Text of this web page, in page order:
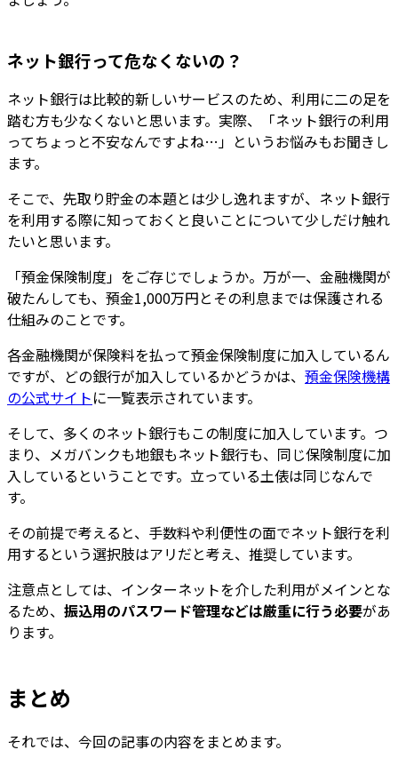
ネット銀行って危なくないの？
ネット銀行は比較的新しいサービスのため、利用に二の足を
踏む方も少なくないと思います。実際、「ネット銀行の利用
ってちょっと不安なんですよね…」というお悩みもお聞きし
ます。
そこで、先取り貯金の本題とは少し逸れますが、ネット銀行
を利用する際に知っておくと良いことについて少しだけ触れ
たいと思います。
「預金保険制度」をご存じでしょうか。万が一、金融機関が
破たんしても、預金1,000万円とその利息までは保護される
仕組みのことです。
各金融機関が保険料を払って預金保険制度に加入しているん
ですが、どの銀行が加入しているかどうかは、 預金保険機構
の公式サイトに一覧表示されています。
そして、多くのネット銀行もこの制度に加入しています。つ
まり、メガバンクも地銀もネット銀行も、同じ保険制度に加
入しているということです。立っている土俵は同じなんで
す。
その前提で考えると、手数料や利便性の面でネット銀行を利
用するという選択肢はアリだと考え、推奨しています。
注意点としては、インターネットを介した利用がメインとな
るため、 振込用のパスワード管理などは厳重に行う必要があ
ります。
まとめ
それでは、今回の記事の内容をまとめます。